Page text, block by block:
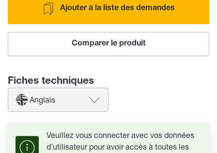
Ajouter à la liste des demandes
Comparer le produit
Fiches techniques
Anglais
Veuillez vous connecter avec vos données
d'utilisateur pour avoir accès à toutes les